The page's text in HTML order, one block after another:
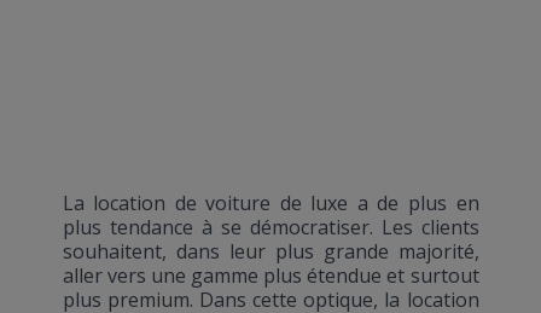
La location de voiture de luxe a de plus en
plus tendance à se démocratiser. Les clients
souhaitent, dans leur plus grande majorité,
aller vers une gamme plus étendue et surtout
plus premium. Dans cette optique, la location